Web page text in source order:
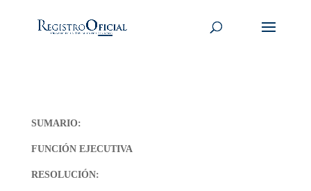
SUMARIO:
FUNCIÓN EJECUTIVA
RESOLUCIÓN: